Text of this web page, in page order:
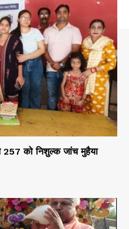
257 को निशुल्क जांच मुहैया